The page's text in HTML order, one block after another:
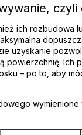
czyli
ich rozbudowa
uzyskanie
powierzchnię.
– po to, aby